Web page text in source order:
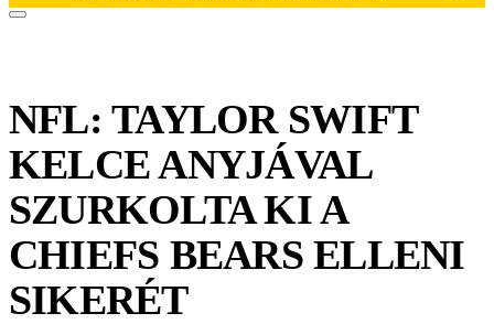
NFL: TAYLOR SWIFT
KELCE ANYJÁVAL
SZURKOLTA KI A
CHIEFS BEARS ELLENI
SIKERÉT